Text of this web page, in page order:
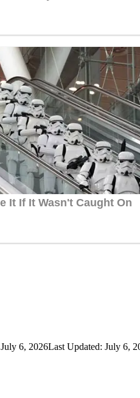
July 6, 2026Last Updated: July 6,